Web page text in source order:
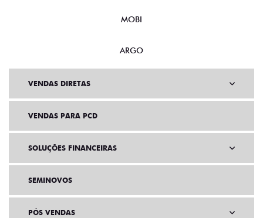
MOBI
ARGO
VENDAS DIRETAS
VENDAS PARA PCD
SOLUÇÕES FINANCEIRAS
SEMINOVOS
PÓS VENDAS